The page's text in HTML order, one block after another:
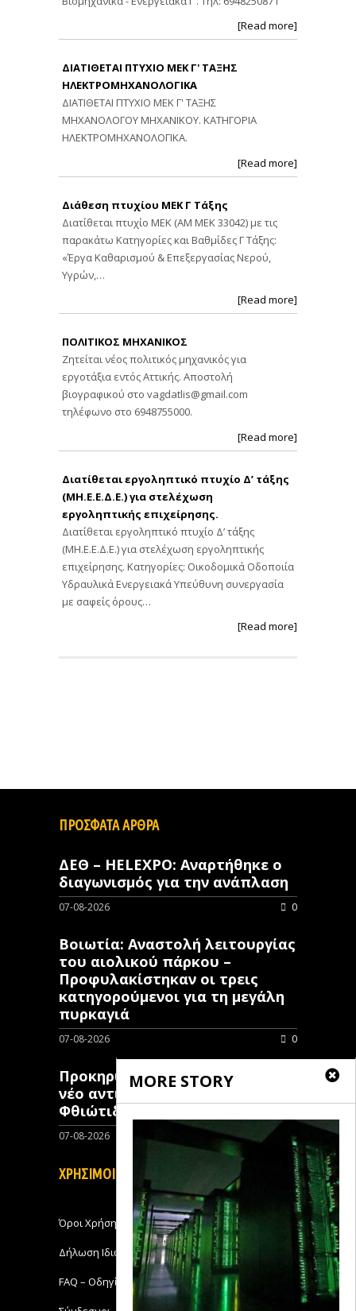
[Read more]
ΔΙΑΤΙΘΕΤΑΙ ΠΤΥΧΙΟ ΜΕΚ Γ' ΤΑΞΗΣ
ΗΛΕΚΤΡΟΜΗΧΑΝΟΛΟΓΙΚΑ
ΔΙΑΤΙΘΕΤΑΙ ΠΤΥΧΙΟ ΜΕΚ Γ' ΤΑΞΗΣ
ΜΗΧΑΝΟΛΟΓΟΥ ΜΗΧΑΝΙΚΟΥ. ΚΑΤΗΓΟΡΙΑ
ΗΛΕΚΤΡΟΜΗΧΑΝΟΛΟΓΙΚΑ.
[Read more]
Διάθεση πτυχίου ΜΕΚ Γ Τάξης
Διατίθεται πτυχίο ΜΕΚ (ΑΜ ΜΕΚ 33042) με τις
παρακάτω Κατηγορίες και Βαθμίδες Γ Τάξης:
«Έργα Καθαρισμού & Επεξεργασίας Νερού,
Υγρών,…
[Read more]
ΠΟΛΙΤΙΚΟΣ ΜΗΧΑΝΙΚΟΣ
Ζητείται νέος πολιτικός μηχανικός για
εργοτάξια εντός Αττικής. Αποστολή
βιογραφικού στο vagdatlis@gmail.com
τηλέφωνο στο 6948755000.
[Read more]
Διατίθεται εργοληπτικό πτυχίο Δ’ τάξης
(ΜΗ.Ε.Ε.Δ.Ε.) για στελέχωση
εργοληπτικής επιχείρησης.
Διατίθεται εργοληπτικό πτυχίο Δ’ τάξης
(ΜΗ.Ε.Ε.Δ.Ε.) για στελέχωση εργοληπτικής
επιχείρησης. Κατηγορίες: Οικοδομικά Οδοποιία
Υδραυλικά Ενεργειακά Υπεύθυνη συνεργασία
με σαφείς όρους…
[Read more]
MORE STORY
ΠΡΟΣΦΑΤΑ ΑΡΘΡΑ
ΔΕΘ – HELEXPO: Αναρτήθηκε ο
διαγωνισμός για την ανάπλαση
07-08-2026 0
Βοιωτία: Αναστολή λειτουργίας
του αιολικού πάρκου –
Προφυλακίστηκαν οι τρεις
κατηγορούμενοι για τη μεγάλη
πυρκαγιά
07-08-2026 0
Προκηρύχθηκε διαγωνισμός για
νέo αντιπλημμυρικό έργο στη
Φθιώτιδα
07-08-2026 0
ΧΡΗΣΙΜΟΙ ΣΥΝΔΕΣΜΟΙ
Όροι Χρήσης
Δήλωση Ιδιωτικότητας
FAQ – Οδηγίες Χρήσης